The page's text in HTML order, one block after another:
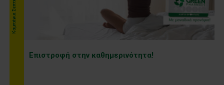
Επιστροφή στην καθημερινότητα!